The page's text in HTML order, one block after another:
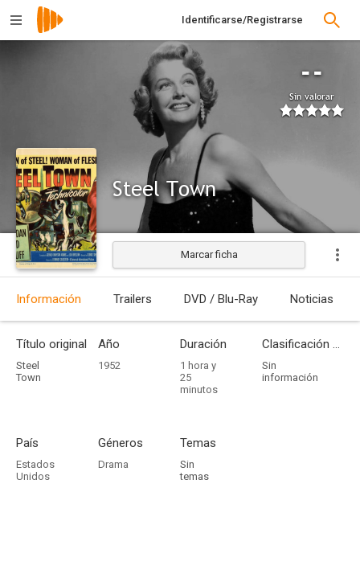
Identificarse/Registrarse
--
Sin valorar
Steel Town
Estrenada
Marcar ficha
Información Trailers DVD / Blu-Ray Noticias
Título original
Steel
Town
Año
1952
Duración
1 hora y
25
minutos
Clasificación por edades
Sin
información
País
Estados
Unidos
Géneros
Drama
Temas
Sin
temas